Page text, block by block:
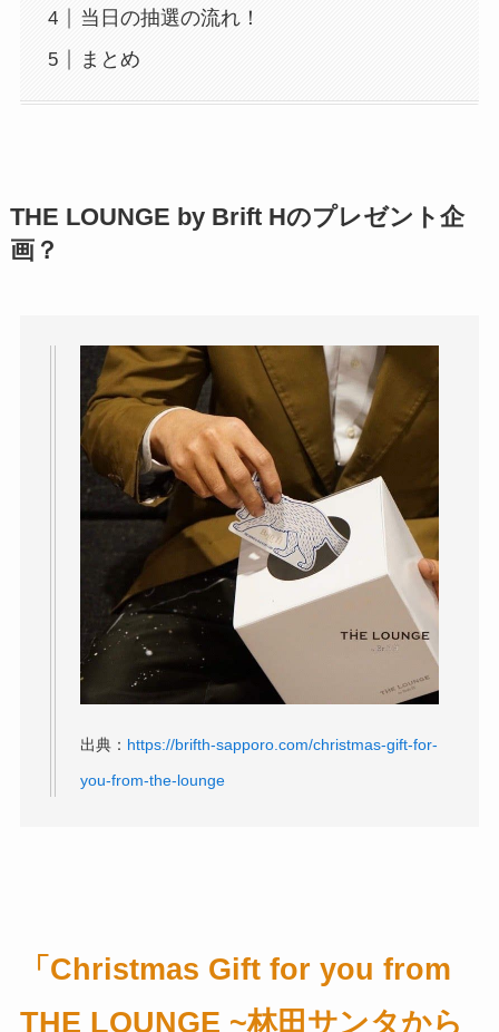
当日の抽選の流れ！
まとめ
THE LOUNGE by Brift Hのプレゼント企
画？
出典： https://brifth-sapporo.com/christmas-gift-for-
you-from-the-lounge
「Christmas Gift for you from
THE LOUNGE ~林田サンタから